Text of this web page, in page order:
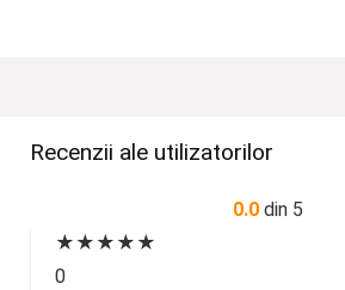
Recenzii ale utilizatorilor
0.0 din 5
★ ★ ★ ★ ★
0